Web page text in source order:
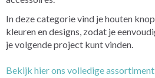
In deze categorie vind je houten
kleuren en designs, zodat je
je volgende project kunt vinden.
Bekijk hier ons volledige